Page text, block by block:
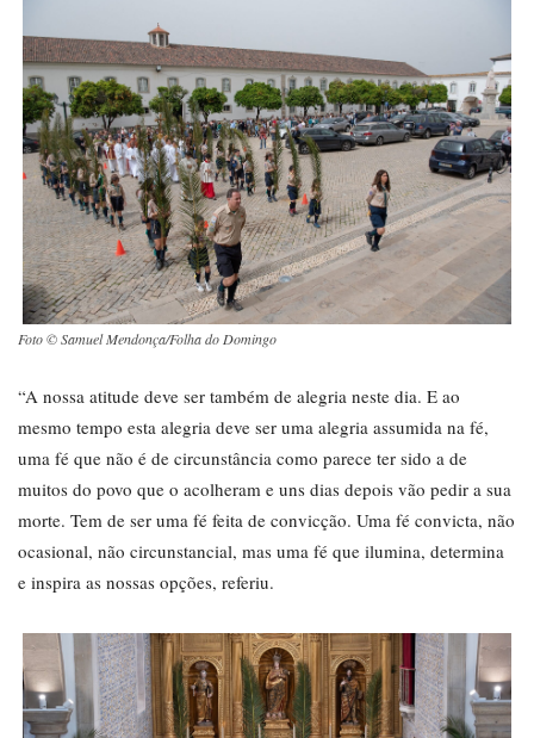
Foto © Samuel Mendonça/Folha do Domingo
“A nossa atitude deve ser também de alegria neste dia. E ao
mesmo tempo esta alegria deve ser uma alegria assumida na fé,
uma fé que não é de circunstância como parece ter sido a de
muitos do povo que o acolheram e uns dias depois vão pedir a sua
morte. Tem de ser uma fé feita de convicção. Uma fé convicta, não
ocasional, não circunstancial, mas uma fé que ilumina, determina
e inspira as nossas opções, referiu.